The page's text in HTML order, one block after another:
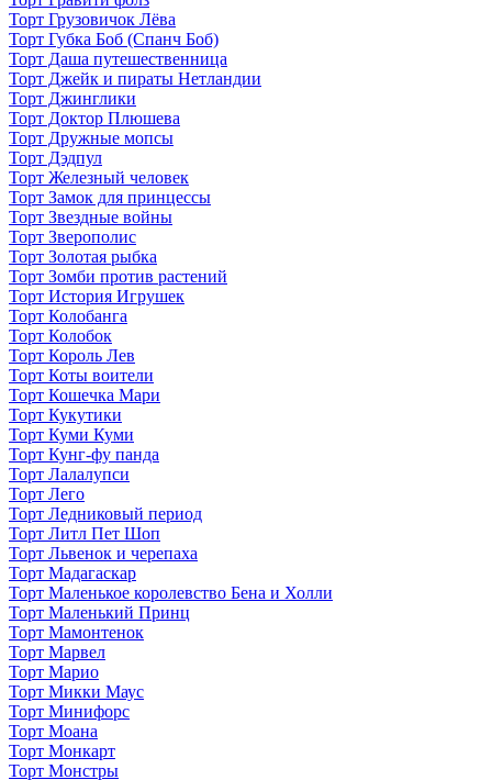
Торт Грузовичок Лёва
Торт Губка Боб (Спанч Боб)
Торт Даша путешественница
Торт Джейк и пираты Нетландии
Торт Джинглики
Торт Доктор Плюшева
Торт Дружные мопсы
Торт Дэдпул
Торт Железный человек
Торт Замок для принцессы
Торт Звездные войны
Торт Зверополис
Торт Золотая рыбка
Торт Зомби против растений
Торт История Игрушек
Торт Колобанга
Торт Колобок
Торт Король Лев
Торт Коты воители
Торт Кошечка Мари
Торт Кукутики
Торт Куми Куми
Торт Кунг-фу панда
Торт Лалалупси
Торт Лего
Торт Ледниковый период
Торт Литл Пет Шоп
Торт Львенок и черепаха
Торт Мадагаскар
Торт Маленькое королевство Бена и Холли
Торт Маленький Принц
Торт Мамонтенок
Торт Марвел
Торт Марио
Торт Микки Маус
Торт Минифорс
Торт Моана
Торт Монкарт
Торт Монстры